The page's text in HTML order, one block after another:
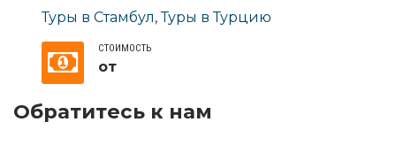
Туры в Стамбул,Туры в Турцию
СТОИМОСТЬ
от
Обратитесь к нам